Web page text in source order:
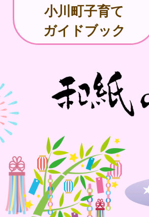
小川町子育て
ガイドブック